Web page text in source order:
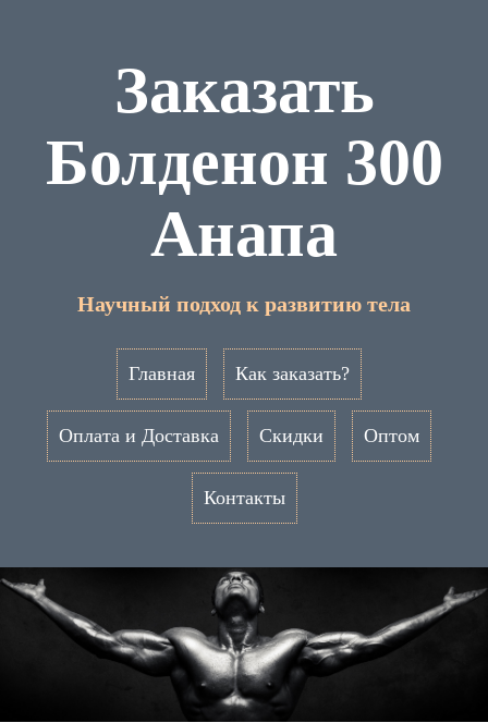
Заказать
Болденон 300
Анапа
Научный подход к развитию тела
Главная Как заказать?
Оплата и Доставка Скидки Оптом
Контакты